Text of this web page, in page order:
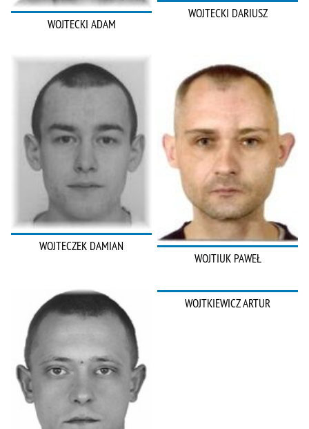
WOJTECKI ADAM
WOJTECKI DARIUSZ
WOJTECZEK DAMIAN
WOJTIUK PAWEŁ
WOJTKIEWICZ ARTUR